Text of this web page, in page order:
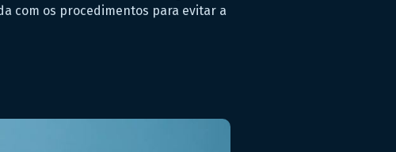
com os procedimentos para evitar a